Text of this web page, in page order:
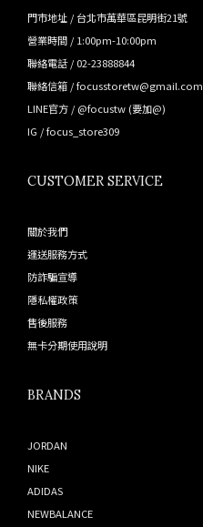
門市地址 / 台北市萬華區昆明街21號
營業時間 / 1:00pm-10:00pm
聯絡電話 / 02-23888844
聯絡信箱 / focusstoretw@gmail.com
LINE官方 / @focustw (要加@)
IG /focus_store309
CUSTOMER SERVICE
關於我們
運送服務方式
防詐騙宣導
隱私權政策
售後服務
無卡分期使用說明
BRANDS
JORDAN
NIKE
ADIDAS
NEWBALANCE